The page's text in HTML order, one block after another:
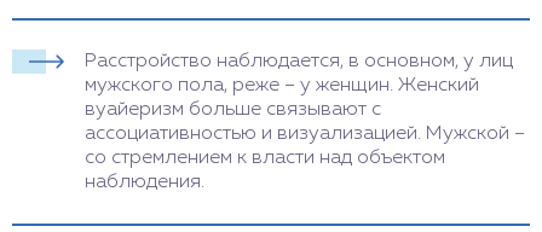
Расстройство наблюдается, в основном, у лиц
мужского пола, реже – у женщин. Женский
вуайеризм больше связывают с
ассоциативностью и визуализацией. Мужской –
со стремлением к власти над объектом
наблюдения.